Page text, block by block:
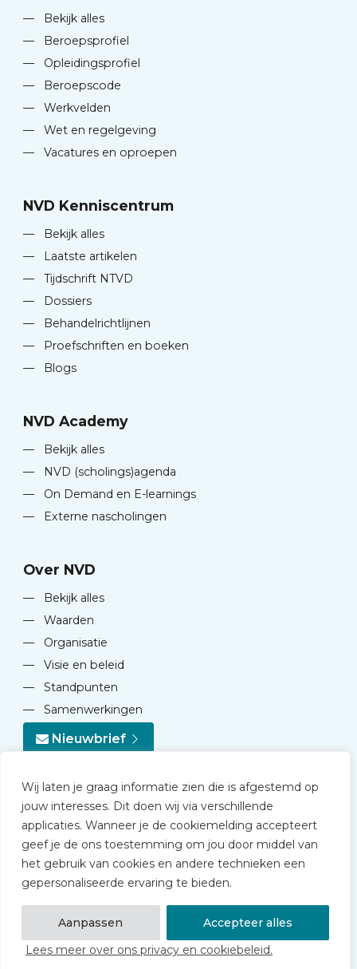
Wij laten je graag informatie zien die is afgestemd op
jouw interesses. Dit doen wij via verschillende
applicaties. Wanneer je de cookiemelding accepteert
geef je de ons toestemming om jou door middel van
het gebruik van cookies en andere technieken een
gepersonaliseerde ervaring te bieden.
Aanpassen
Accepteer alles
Lees meer over ons privacy en cookiebeleid.
—
Bekijk alles
—
Beroepsprofiel
—
Opleidingsprofiel
—
Beroepscode
—
Werkvelden
—
Wet en regelgeving
—
Vacatures en oproepen
NVD Kenniscentrum
—
Bekijk alles
—
Laatste artikelen
—
Tijdschrift NTVD
—
Dossiers
—
Behandelrichtlijnen
—
Proefschriften en boeken
—
Blogs
NVD Academy
—
Bekijk alles
—
NVD (scholings)agenda
—
On Demand en E-learnings
—
Externe nascholingen
Over NVD
—
Bekijk alles
—
Waarden
—
Organisatie
—
Visie en beleid
—
Standpunten
—
Samenwerkingen
Nieuwbrief
© 2026 NVD
Privacy statement
Disclaimer